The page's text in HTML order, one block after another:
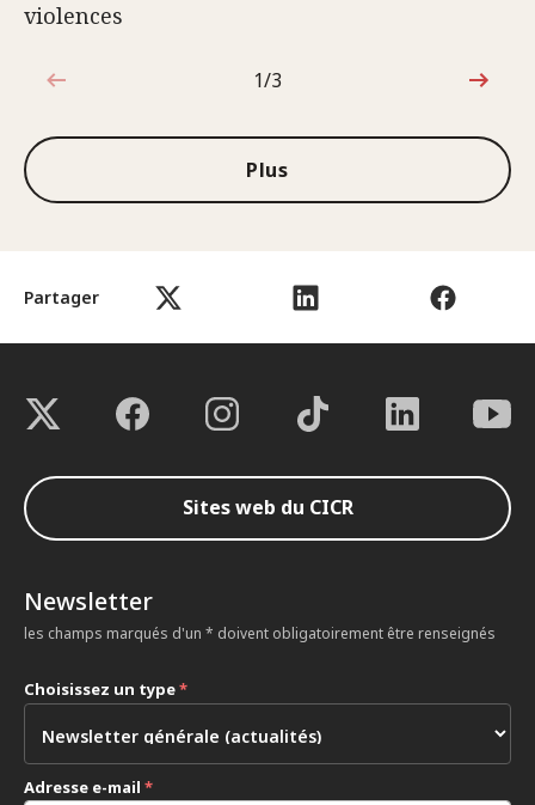
Partager
violences
1sur3
1/3
Plus
Sites web du CICR
Newsletter
les champs marqués d'un * doivent obligatoirement être renseignés
Choisissez un type*
Adresse e-mail *